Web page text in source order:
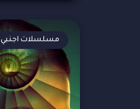
مسلسلات اجنبي